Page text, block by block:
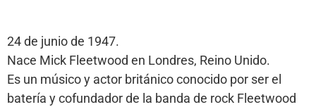
24 de junio de 1947.
Nace Mick Fleetwood en Londres, Reino Unido.
Es un músico y actor británico conocido por ser el
batería y cofundador de la banda de rock Fleetwood